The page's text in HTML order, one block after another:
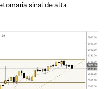
sinal de alta